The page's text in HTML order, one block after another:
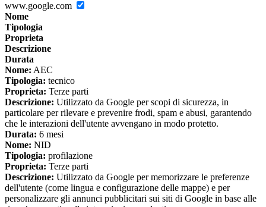
www.google.com
Nome
Tipologia
Proprieta
Descrizione
Durata
Nome: AEC
Tipologia: tecnico
Proprieta: Terze parti
Descrizione: Utilizzato da Google per scopi di sicurezza, in
particolare per rilevare e prevenire frodi, spam e abusi, garantendo
che le interazioni dell'utente avvengano in modo protetto.
Durata: 6 mesi
Nome: NID
Tipologia: profilazione
Proprieta: Terze parti
Descrizione: Utilizzato da Google per memorizzare le preferenze
dell'utente (come lingua e configurazione delle mappe) e per
personalizzare gli annunci pubblicitari sui siti di Google in base alle